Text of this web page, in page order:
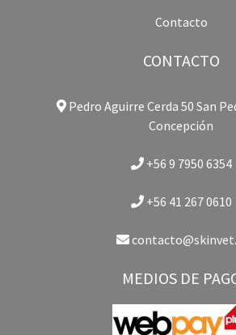
Contacto
CONTACTO
Pedro Aguirre Cerda 50 San
Concepción
+56 9 7950 6354
+56 41 267 0610
MEDIOS DE